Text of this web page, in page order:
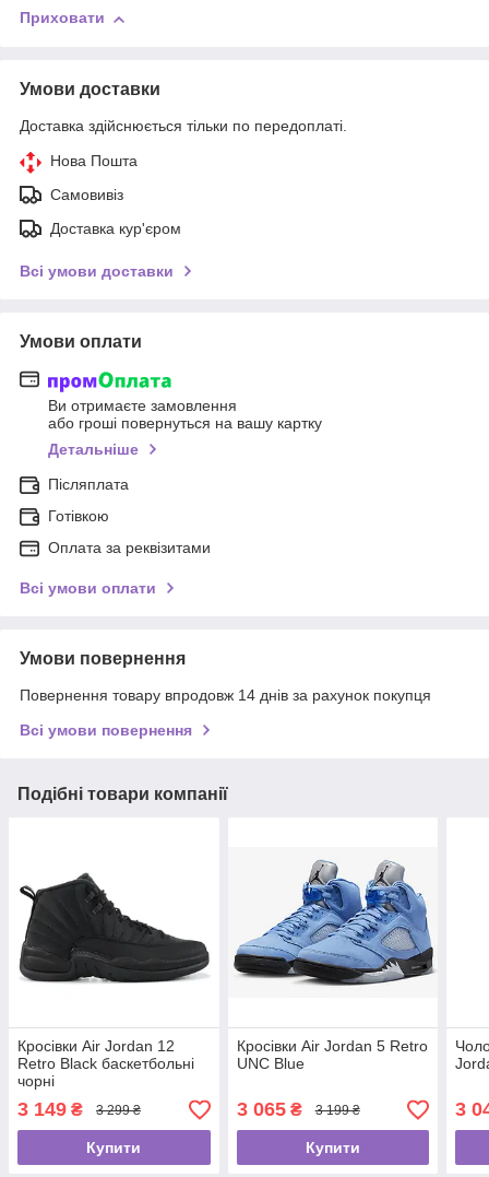
Приховати
Умови доставки
Доставка здійснюється тільки по передоплаті.
Нова Пошта
Самовивіз
Доставка кур'єром
Всі умови доставки
Умови оплати
Ви отримаєте замовлення
або гроші повернуться на вашу картку
Детальніше
Післяплата
Готівкою
Оплата за реквізитами
Всі умови оплати
Умови повернення
Повернення товару впродовж 14 днів за рахунок покупця
Всі умови повернення
Подібні товари компанії
Кросівки Air Jordan 12
Retro Black баскетбольні
чорні
3 149 ₴ 3 299 ₴
Купити
Кросівки Air Jordan 5 Retro
UNC Blue
3 065₴ 3 199 ₴
Купити
3